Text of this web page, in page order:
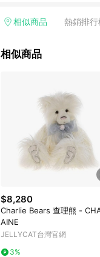
相似商品 熱銷排行
相似商品
$8,280
Charlie Bears 查理熊 -
AINE
JELLYCAT台灣官網
3%